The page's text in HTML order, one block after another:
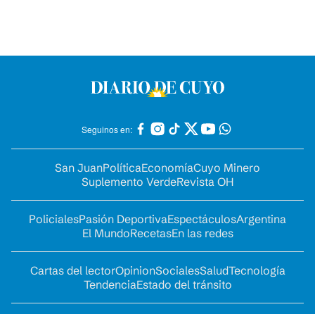
Seguinos en:
San JuanPolíticaEconomíaCuyo Minero
Suplemento VerdeRevista OH
PolicialesPasión DeportivaEspectáculosArgentina
El MundoRecetasEn las redes
Cartas del lectorOpinionSocialesSaludTecnología
TendenciaEstado del tránsito